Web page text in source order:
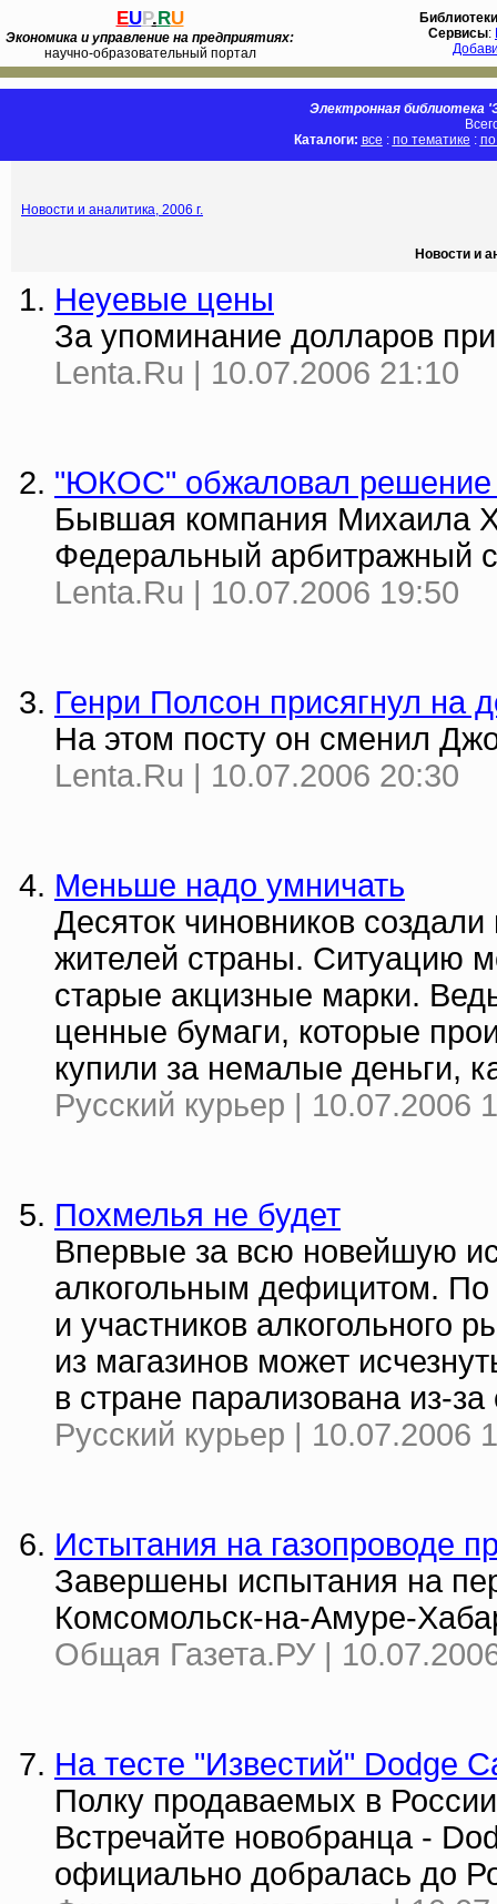
EUP.RU
Экономика и управление на предприятиях:
научно-образовательный портал
Библиотеки
Сервисы:
Электронная библиотека
Каталоги: все : по тематике :
Новости и аналитика, 2006 г.
Новости и
Неуевые цены
За упоминание долларов
Lenta.Ru | 10.07.2006 21:10
"ЮКОС" обжаловал решение
Бывшая компания Михаила
Федеральный арбитражный
Lenta.Ru | 10.07.2006 19:50
Генри Полсон присягнул
На этом посту он сменил
Lenta.Ru | 10.07.2006 20:30
Меньше надо умничать
Десяток чиновников
жителей страны. Ситуацию
старые акцизные марки.
ценные бумаги, которые
купили за немалые деньги,
Русский курьер | 10.07.2006
Похмелья не будет
Впервые за всю новейшую
алкогольным дефицитом. По
и участников алкогольного
из магазинов может
в стране парализована из-за
Русский курьер | 10.07.2006
Истытания на газопроводе
Завершены испытания на
Комсомольск-на-Амуре-
Общая Газета.РУ |
На тесте "Известий" Dodge
Полку продаваемых в
Встречайте новобранца -
официально добралась до